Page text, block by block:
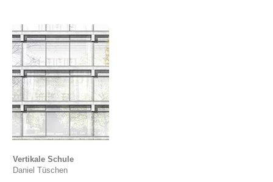
Vertikale Schule
Daniel Tüschen